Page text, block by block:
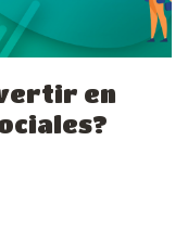
en